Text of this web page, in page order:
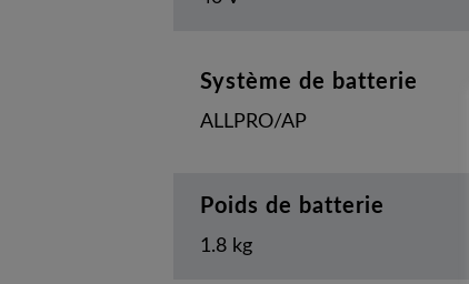
Système de batterie
ALLPRO/AP
Poids de batterie
1.8 kg